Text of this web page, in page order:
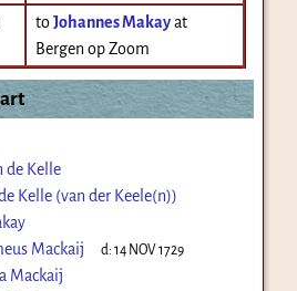
toJohannes Makay at
Bergen op Zoom
de Kelle
Kelle (van der Keele(n))
Mackaij d:14 NOV 1729
Mackaij